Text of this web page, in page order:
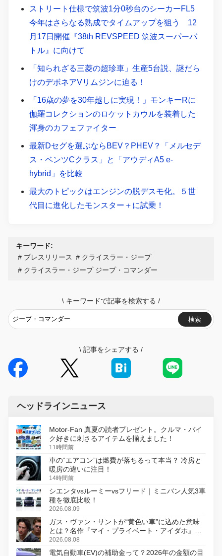
ストリート仕様で筑波1分0秒台のシーカーFL5
今年はさらなる熟成でタイムアップを狙う 12
月17日開催『38th REVSPEED 筑波スーパーバ
トル』に向けて
「知られざる三菱の超珍車」生産5台説、謎だら
けのデボネアVリムジンに迫る！
「16歳の夢を30年越しに実現！」モンキーRに
伽羅コレクションのロケットカウルを装着した
渾身のカフェファイター
最新Dセグを選ぶならBEV？PHEV？「メルセデ
ス・ベンツCクラス」と「アウディA5 e-
hybrid」を比較
最大のトピックはエンジンの脱デスモ化。５世
代目に進化したモンスター＋に試乗！
キーワード:
プレスリリース
クライスラー・ジープ
クライスラー・ジープ ジープ・コマンダー
\ キーワードで記事を検索する /
検索
\ 記事をシェアする /
ヘッドラインニュース
Motor-Fan 真夏の読者プレゼント。クルマ・バイ
ク好きに刺さるアイテムを揃えました！
11時間前
車の“エアコン”は燃費が落ちるって本当？ 冷房と
暖房の違いに注目！
14時間前
シエンタvsルーミーvsフリード｜ミニバン人気3車
種を徹底比較！
2026.08.09
ガス・ヴァン・サントが“黄色い車”に込めた意味
とは？名作『マイ・プライベート・アイダホ』が
初のデジタルリマスター版で復活
2026.08.08
電気自動車(EV)の補助金って？2026年の金額の目